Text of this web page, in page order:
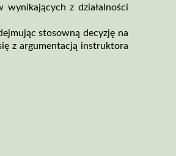
wynikających z działalności
stosowną decyzję na
z argumentacją instruktora